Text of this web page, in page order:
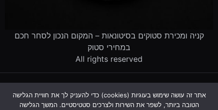
קניה ומכירת סטוקים בסיטונאות – המקום הנכון לסחר חכם
במחירי סטוק
All rights reserved
פינוי עסק שנסגרמדריך סטוקים שאלות ותשובות אודות
אתר זה עושה שימוש בעוגיות (cookies) כדי להעניק לך את חוויית הגלישה
הטובה ביותר, לשפר את השירות ולצרכים סטטיסטיים. המשך הגלישה